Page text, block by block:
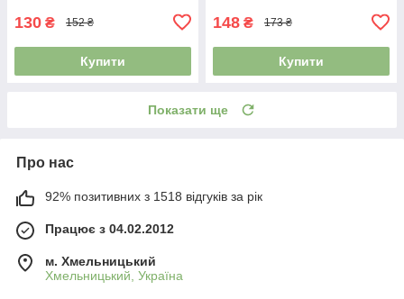
130 ₴ 152 ₴
Купити
148 ₴ 173 ₴
Купити
Показати ще
Про нас
92% позитивних з 1518 відгуків за рік
Працює з 04.02.2012
м. Хмельницький
Хмельницький, Україна